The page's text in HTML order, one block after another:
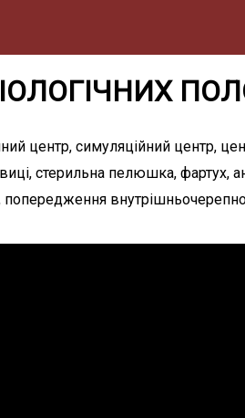
центр, симуляційний центр,
стерильна пелюшка, фартух,